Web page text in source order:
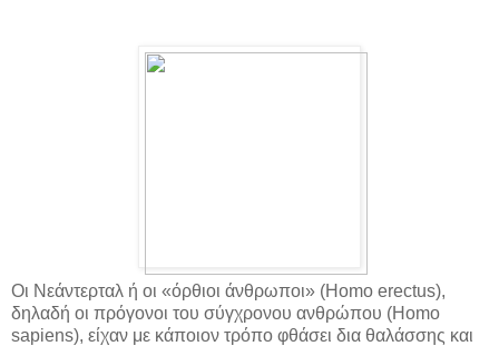
Οι Νεάντερταλ ή οι «όρθιοι άνθρωποι» (Homo erectus),
δηλαδή οι πρόγονοι του σύγχρονου ανθρώπου (Homo
sapiens), είχαν με κάποιον τρόπο φθάσει δια θαλάσσης και